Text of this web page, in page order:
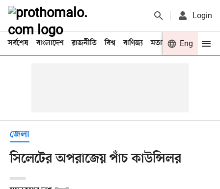
Login
সর্বশেষ বাংলাদেশ রাজনীতি বিশ্ব বাণিজ্য মতামত খেলা
Eng
জেলা
সিলেটের অপরাজেয় পাঁচ কাউন্সিলর